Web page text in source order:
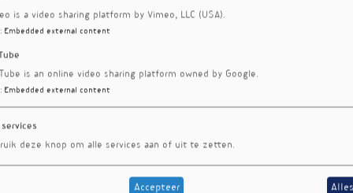
is a video sharing platform by Vimeo, LLC (USA).
: Embedded external content
is an online video sharing platform owned by Google.
: Embedded external content
deze knop om alle services aan of uit te zetten.
Accepteer